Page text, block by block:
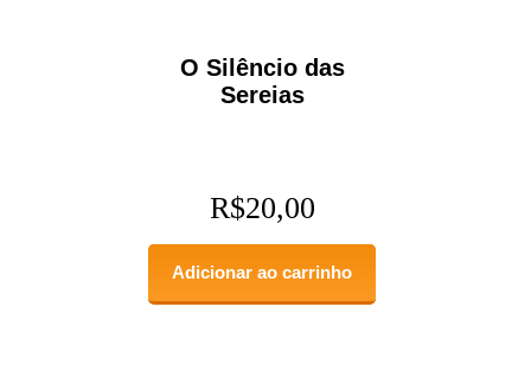
O Silêncio das
Sereias
R$20,00
Adicionar ao carrinho